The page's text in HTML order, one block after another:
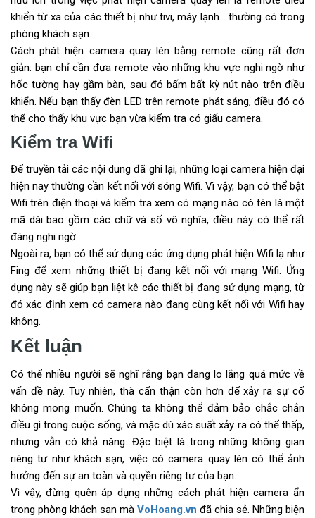
khiển từ xa của các thiết bị như tivi, máy lạnh… thường có trong
phòng khách sạn.
Cách phát hiện camera quay lén bằng remote cũng rất đơn
giản: bạn chỉ cần đưa remote vào những khu vực nghi ngờ như
hốc tường hay gầm bàn, sau đó bấm bất kỳ nút nào trên điều
khiển. Nếu bạn thấy đèn LED trên remote phát sáng, điều đó có
thể cho thấy khu vực bạn vừa kiểm tra có giấu camera.
Kiểm tra Wifi
Để truyền tải các nội dung đã ghi lại, những loại camera hiện đại
hiện nay thường cần kết nối với sóng Wifi. Vì vậy, bạn có thể bật
Wifi trên điện thoại và kiểm tra xem có mạng nào có tên là một
mã dài bao gồm các chữ và số vô nghĩa, điều này có thể rất
đáng nghi ngờ.
Ngoài ra, bạn có thể sử dụng các ứng dụng phát hiện Wifi lạ như
Fing để xem những thiết bị đang kết nối với mạng Wifi. Ứng
dụng này sẽ giúp bạn liệt kê các thiết bị đang sử dụng mạng, từ
đó xác định xem có camera nào đang cùng kết nối với Wifi hay
không.
Kết luận
Có thể nhiều người sẽ nghĩ rằng bạn đang lo lắng quá mức về
vấn đề này. Tuy nhiên, thà cẩn thận còn hơn để xảy ra sự cố
không mong muốn. Chúng ta không thể đảm bảo chắc chắn
điều gì trong cuộc sống, và mặc dù xác suất xảy ra có thể thấp,
nhưng vẫn có khả năng. Đặc biệt là trong những không gian
riêng tư như khách sạn, việc có camera quay lén có thể ảnh
hưởng đến sự an toàn và quyền riêng tư của bạn.
Vì vậy, đừng quên áp dụng những cách phát hiện camera ẩn
trong phòng khách sạn mà VoHoang.vn đã chia sẻ. Những biện